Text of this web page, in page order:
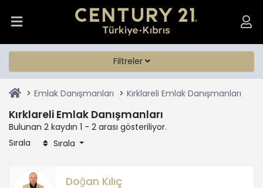
Filtreler
Emlak Danışmanları Kırklareli Emlak Danışmanları
Kırklareli Emlak Danışmanları
Bulunan 2 kaydın 1 - 2 arası gösteriliyor.
Sırala
Sırala
Doğan Kılıç